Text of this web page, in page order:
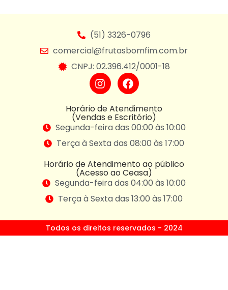
(51) 3326-0796
comercial@frutasbomfim.com.br
CNPJ: 02.396.412/0001-18
Horário de Atendimento
(Vendas e Escritório)
Segunda-feira das 00:00 às 10:00
Terça à Sexta das 08:00 às 17:00
Horário de Atendimento ao público
(Acesso ao Ceasa)
Segunda-feira das 04:00 às 10:00
Terça à Sexta das 13:00 às 17:00
Todos os direitos reservados - 2024